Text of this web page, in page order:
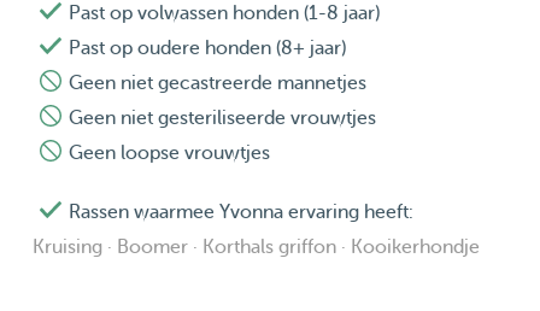
Past op volwassen honden (1-8 jaar)
Past op oudere honden (8+ jaar)
Geen niet gecastreerde mannetjes
Geen niet gesteriliseerde vrouwtjes
Geen loopse vrouwtjes
Rassen waarmee Yvonna ervaring heeft:
Kruising · Boomer · Korthals griffon · Kooikerhondje